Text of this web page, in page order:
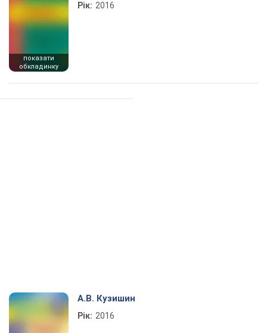
показати
обкладинку
Рік: 2016
А.В. Кузишин
Рік: 2016